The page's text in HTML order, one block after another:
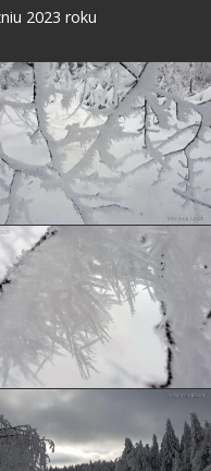
2023 roku